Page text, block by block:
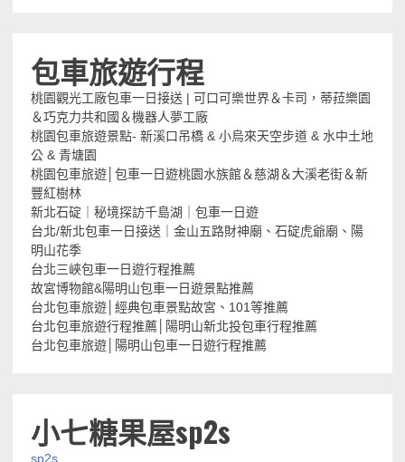
包車旅遊行程
桃園觀光工廠包車一日接送 | 可口可樂世界＆卡司，蒂菈樂園
＆巧克力共和國＆機器人夢工廠
桃園包車旅遊景點- 新溪口吊橋 & 小烏來天空步道 & 水中土地
公 & 青塘園
桃園包車旅遊│包車一日遊桃園水族館＆慈湖＆大溪老街＆新
豐紅樹林
新北石碇｜秘境探訪千島湖｜包車一日遊
台北/新北包車一日接送｜金山五路財神廟、石碇虎爺廟、陽
明山花季
台北三峽包車一日遊行程推薦
故宮博物館&陽明山包車一日遊景點推薦
台北包車旅遊│經典包車景點故宮、101等推薦
台北包車旅遊行程推薦│陽明山新北投包車行程推薦
台北包車旅遊│陽明山包車一日遊行程推薦
小七糖果屋sp2s
sp2s